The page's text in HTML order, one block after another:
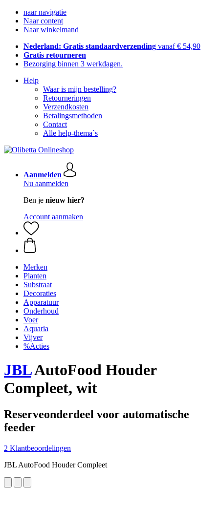
naar navigatie
Naar content
Naar winkelmand
Nederland: Gratis standaardverzending vanaf € 54,90
Gratis retourneren
Bezorging binnen 3 werkdagen.
Help
Waar is mijn bestelling?
Retourneringen
Verzendkosten
Betalingsmethoden
Contact
Alle help-thema`s
Aanmelden
Nu aanmelden
Ben je nieuw hier?
Account aanmaken
Merken
Planten
Substraat
Decoraties
Apparatuur
Onderhoud
Voer
Aquaria
Vijver
%Acties
JBLAutoFood Houder
Compleet, wit
Reserveonderdeel voor automatische
feeder
2 Klantbeoordelingen
JBL AutoFood Houder Compleet